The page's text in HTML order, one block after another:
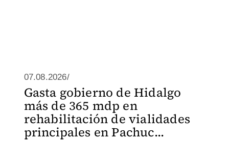
07.08.2026/
Gasta gobierno de Hidalgo
más de 365 mdp en
rehabilitación de vialidades
principales en Pachuc...